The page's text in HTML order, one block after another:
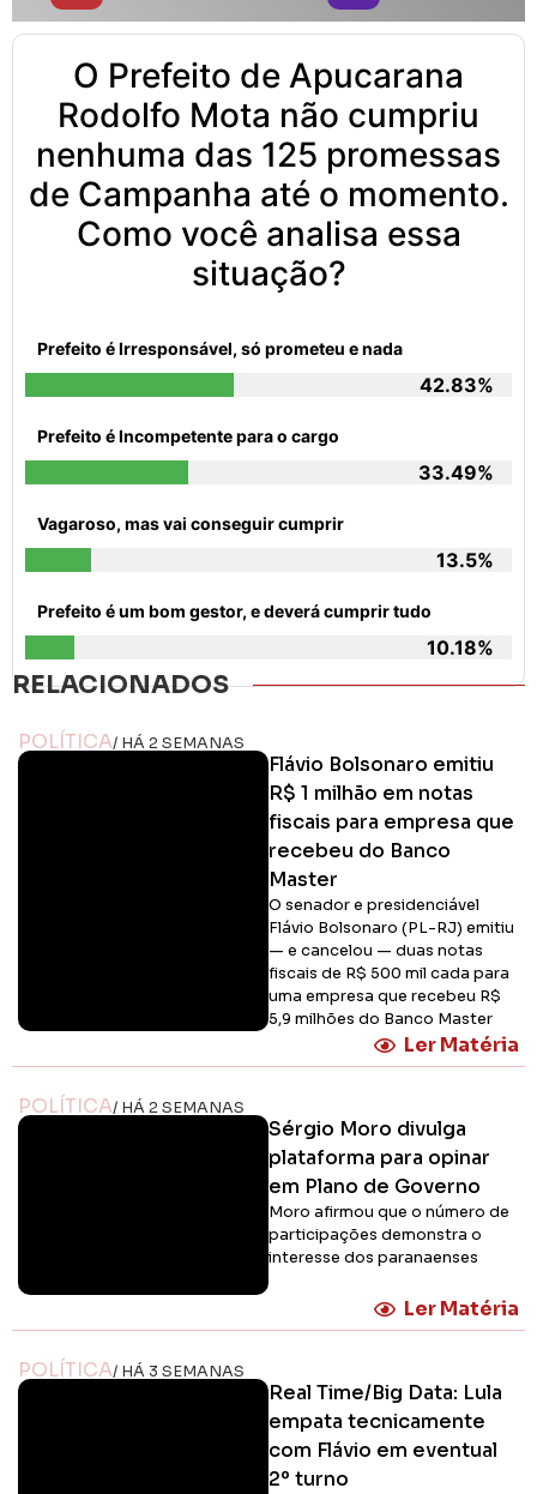
O Prefeito de Apucarana
Rodolfo Mota não cumpriu
nenhuma das 125 promessas
de Campanha até o momento.
Como você analisa essa
situação?
Prefeito é Irresponsável, só prometeu e nada
42.83%
Prefeito é Incompetente para o cargo
33.49%
Vagaroso, mas vai conseguir cumprir
13.5%
Prefeito é um bom gestor, e deverá cumprir tudo
10.18%
RELACIONADOS
POLÍTICA/ HÁ 2 SEMANAS
Flávio Bolsonaro emitiu
R$ 1 milhão em notas
fiscais para empresa que
recebeu do Banco
Master
O senador e presidenciável
Flávio Bolsonaro (PL-RJ) emitiu
— e cancelou — duas notas
fiscais de R$ 500 mil cada para
uma empresa que recebeu R$
5,9 milhões do Banco Master
Ler Matéria
POLÍTICA/ HÁ 2 SEMANAS
Sérgio Moro divulga
plataforma para opinar
em Plano de Governo
Moro afirmou que o número de
participações demonstra o
interesse dos paranaenses
Ler Matéria
POLÍTICA/ HÁ 3 SEMANAS
Real Time/Big Data: Lula
empata tecnicamente
com Flávio em eventual
2º turno